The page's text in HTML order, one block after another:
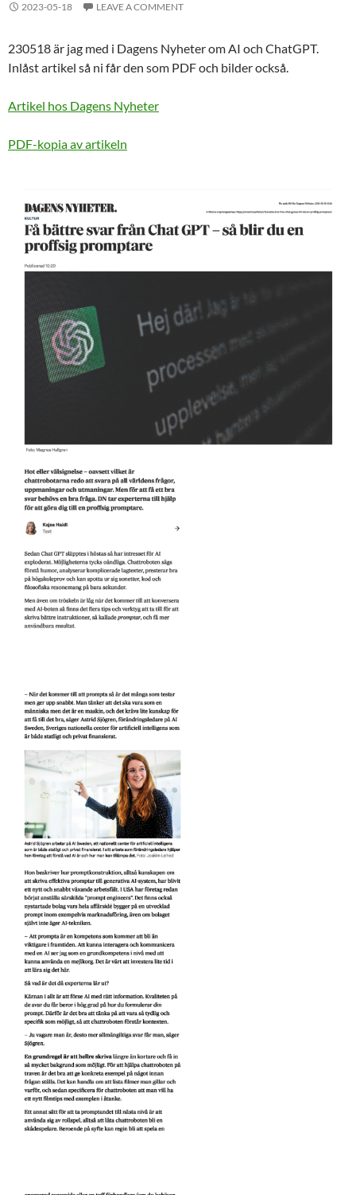
2023-05-18 LEAVE A COMMENT
230518 är jag med i Dagens Nyheter om AI och ChatGPT.
Inlåst artikel så ni får den som PDF och bilder också.
Artikel hos Dagens Nyheter
PDF-kopia av artikeln